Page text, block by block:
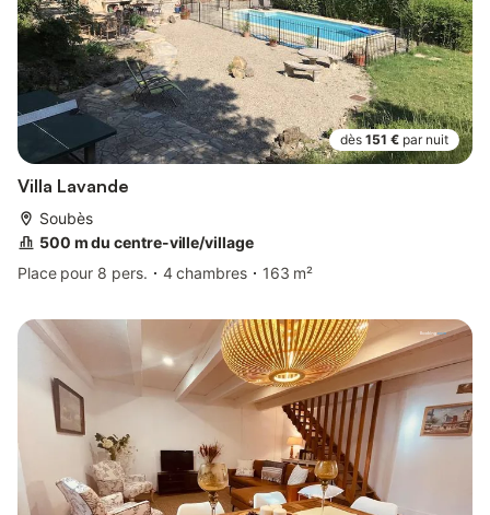
dès 151 € par nuit
Villa Lavande
Soubès
500 m du centre-ville/village
Place pour 8 pers.
4 chambres 163 m²